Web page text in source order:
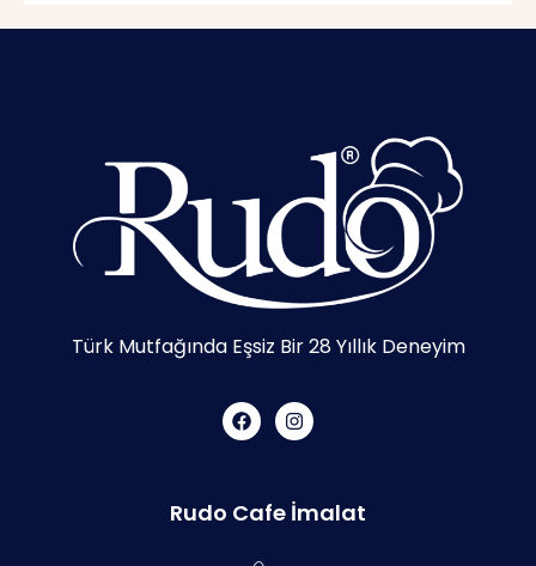
Türk Mutfağında Eşsiz Bir 28 Yıllık Deneyim
Rudo Cafe İmalat